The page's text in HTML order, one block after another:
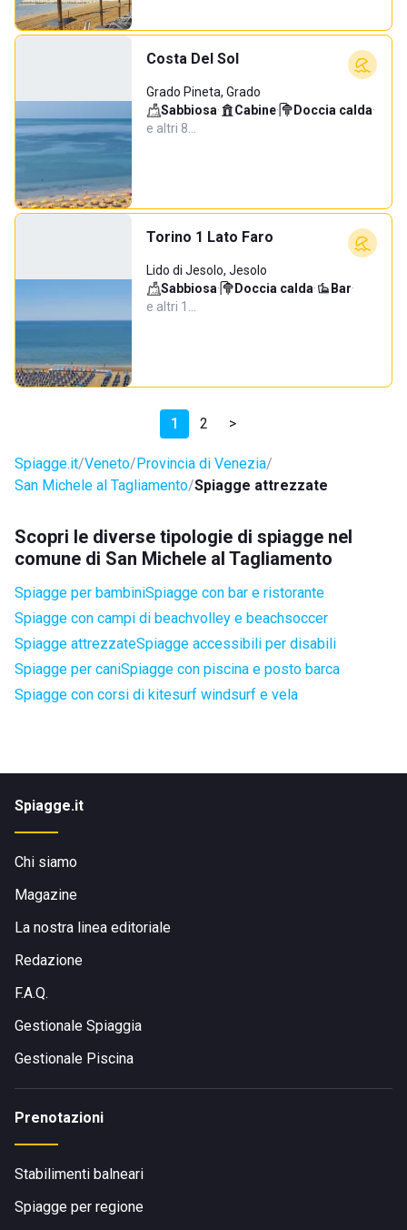
Costa Del Sol
Grado Pineta, Grado
Sabbiosa· Cabine· Doccia calda·
e altri 8…
Torino 1 Lato Faro
Lido di Jesolo, Jesolo
Sabbiosa· Doccia calda· Bar·
e altri 1…
1 2 >
Spiagge.it Veneto Provincia di Venezia
San Michele al Tagliamento Spiagge attrezzate
Scopri le diverse tipologie di spiagge nel
comune di San Michele al Tagliamento
Spiagge per bambiniSpiagge con bar e ristorante
Spiagge con campi di beachvolley e beachsoccer
Spiagge attrezzateSpiagge accessibili per disabili
Spiagge per caniSpiagge con piscina e posto barca
Spiagge con corsi di kitesurf windsurf e vela
Spiagge.it
Chi siamo
Magazine
La nostra linea editoriale
Redazione
F.A.Q.
Gestionale Spiaggia
Gestionale Piscina
Prenotazioni
Stabilimenti balneari
Spiagge per regione